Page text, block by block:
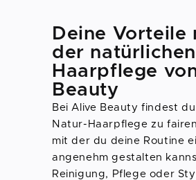
Deine Vorteile
der natürlichen
Haarpflege
Beauty
Bei Alive Beauty findest
Natur-Haarpflege zu
mit der du deine Routine
angenehm gestalten
Reinigung, Pflege oder